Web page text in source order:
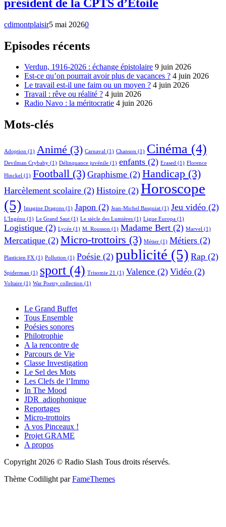
président de la CPTS d’Etoile
cdimontplaisir5 mai 20260
Episodes récents
Verdun, 1916-2026 : échange épistolaire 9 juin 2026
Est-ce qu’on pourrait avoir plus de vacances ? 4 juin 2026
Le travail est-il une faim ou un moyen ? 4 juin 2026
Travail : rêve ou réalité ? 4 juin 2026
Radio Navo : la méritocratie 4 juin 2026
Mots-clés
Adoption (1) Animé (3) Carnaval (1) Chanson (1) Cinéma (4)
Devilman Crybaby (1) Délinquance juvénile (1) enfants (2) Erased (1) Florence
Hinckel (1) Football (3) Graphisme (2) Handicap (3)
Harcèlement scolaire (2) Histoire (2) Horoscope
(5) Imagine Dragons (1) Japon (2) Jean-Michel Basquiat (1) Jeu vidéo (2)
L'Ingénu (1) Le Grand Saut (1) Le siècle des Lumières (1) Ligue Europa (1)
Logistique (2) Lycée (1) M. Rousson (1) Madame Bert (2) Marvel (1)
Mercatique (2) Micro-trottoirs (3) Métier (1) Métiers (2)
Plasticien FX (1) Pollution (1) Poésie (2) publicité (5) Rap (2)
Spiderman (1) sport (4) Trisomie 21 (1) Valence (2) Vidéo (2)
Voltaire (1) War Poetry collection (1)
Le Grand Buffet
Tous Ensemble
Poésies sonores
Philotrophie
A la rencontre de
Parcours de Vie
Classe Investigation
Le Sel des Mots
Les Clefs de l’Immo
In The Mood
JDR_adiophonique
Reportages
Micro-trottoirs
A vos Pinceaux !
Projet GRAME
A propos
Copyright 2026 © Radio Slash Tous droits réservés.
Thème Codilight parFameThemes